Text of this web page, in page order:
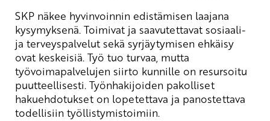
SKP näkee hyvinvoinnin edistämisen laajana
kysymyksenä. Toimivat ja saavutettavat sosiaali-
ja terveyspalvelut sekä syrjäytymisen ehkäisy
ovat keskeisiä. Työ tuo turvaa, mutta
työvoimapalvelujen siirto kunnille on resursoitu
puutteellisesti. Työnhakijoiden pakolliset
hakuehdotukset on lopetettava ja panostettava
todellisiin työllistymistoimiin.